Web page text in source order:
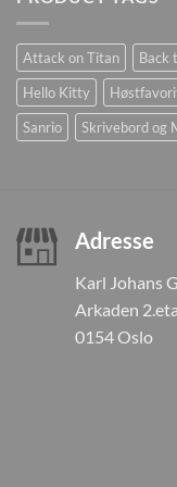
Attack on Titan Back
Hello Kitty
Sanrio
Skrivebord og
Adresse
Karl Johans
Arkaden
0154 Oslo